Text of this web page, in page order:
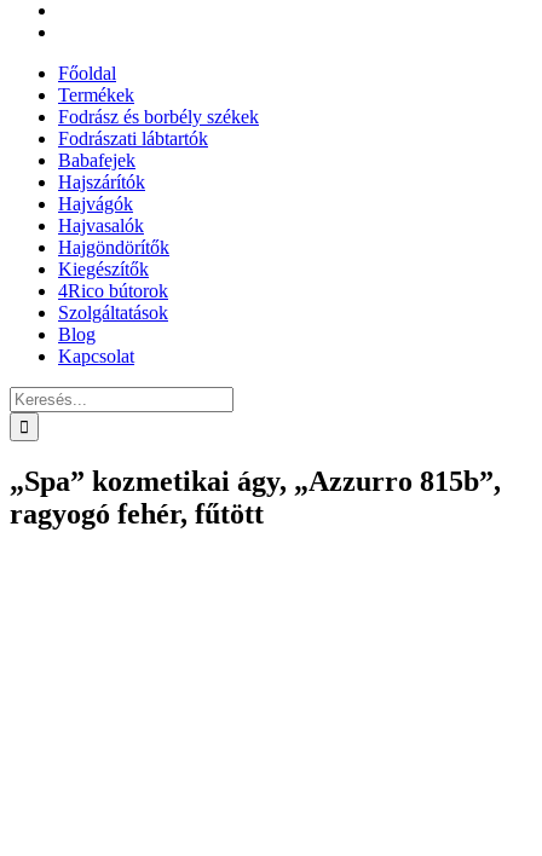
Főoldal
Termékek
Fodrász és borbély székek
Fodrászati lábtartók
Babafejek
Hajszárítók
Hajvágók
Hajvasalók
Hajgöndörítők
Kiegészítők
4Rico bútorok
Szolgáltatások
Blog
Kapcsolat
Keresés...
„Spa” kozmetikai ágy, „Azzurro 815b”,
ragyogó fehér, fűtött